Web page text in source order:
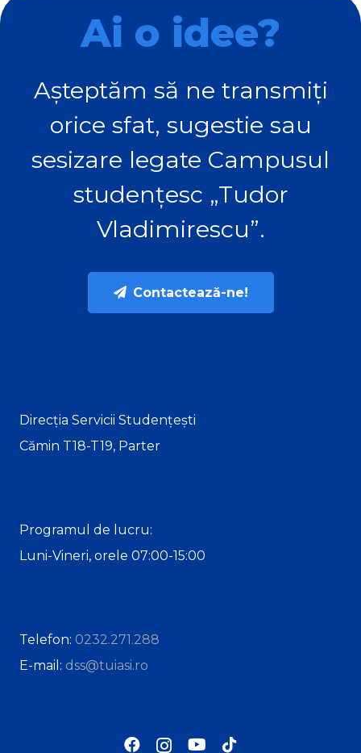
Ai o idee?
Așteptăm să ne transmiți
orice sfat, sugestie sau
sesizare legate Campusul
studențesc „Tudor
Vladimirescu”.
Contactează-ne!
Direcția Servicii Studențești
Cămin T18-T19, Parter
Programul de lucru:
Luni-Vineri, orele 07:00-15:00
Telefon: 0232.271.288
E-mail: dss@tuiasi.ro